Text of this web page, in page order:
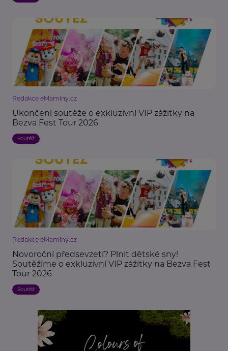
Redakce eMaminy.cz
Ukončení soutěže o exkluzivní VIP zážitky na
Bezva Fest Tour 2026
Soutěž
Redakce eMaminy.cz
Novoroční předsevzetí? Plnit dětské sny!
Soutěžíme o exkluzivní VIP zážitky na Bezva Fest
Tour 2026
Soutěž